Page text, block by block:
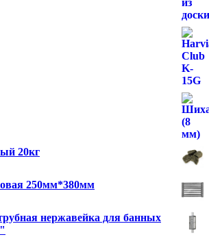
20кг
250мм*380мм
нержавейка для банных